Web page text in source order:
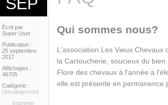
Écrit par
Super User
Publication :
25 septembre
2017
Affichages :
46705
Catégorie :
Uncategorised
Imprimer
Qui sommes nous?
L'association Les Vieux
la Cartoucherie, soucieux du
Flore des chevaux à l'année à
elle est présente en permanence